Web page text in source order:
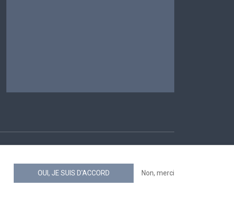
OUI, JE SUIS D'ACCORD Non, merci